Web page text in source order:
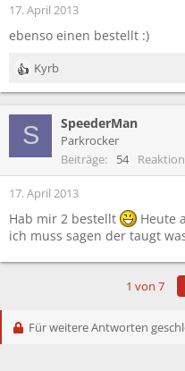
17. April 2013
ebenso einen bestellt :)
R
e
i
n
n
:
Kyrb
S SpeederMan
Parkrocker
Beiträge
54
17. April 2013
Hab mir 2 bestellt
Heute
ich muss sagen der taugt
1 von 7
Für weitere Antworten